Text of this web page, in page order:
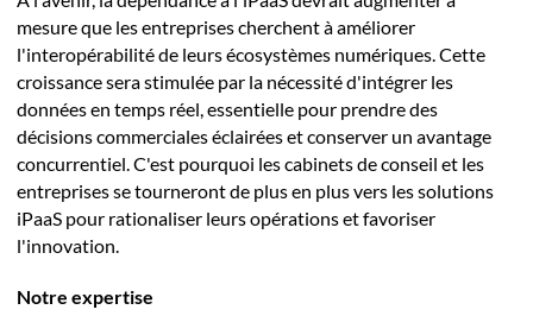
mesure que les entreprises cherchent à améliorer
l'interopérabilité de leurs écosystèmes numériques. Cette
croissance sera stimulée par la nécessité d'intégrer les
données en temps réel, essentielle pour prendre des
décisions commerciales éclairées et conserver un avantage
concurrentiel. C'est pourquoi les cabinets de conseil et les
entreprises se tourneront de plus en plus vers les solutions
iPaaS pour rationaliser leurs opérations et favoriser
l'innovation.
Notre expertise